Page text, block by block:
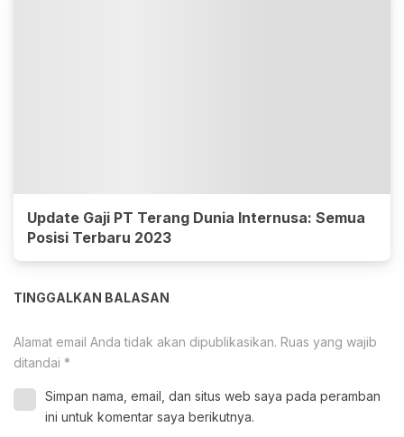
Update Gaji PT Terang Dunia Internusa: Semua
Posisi Terbaru 2023
TINGGALKAN BALASAN
Alamat email Anda tidak akan dipublikasikan. Ruas yang wajib
ditandai *
Simpan nama, email, dan situs web saya pada peramban
ini untuk komentar saya berikutnya.